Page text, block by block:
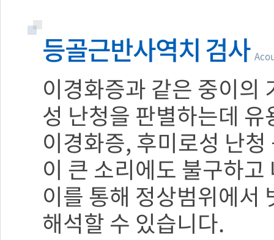
등골근반사역치 검사
이경화증과 같은 중이의
성 난청을 판별하는데
이경화증, 후미로성 난
이 큰 소리에도 불구하
이를 통해 정상범위에서
해석할 수 있습니다.